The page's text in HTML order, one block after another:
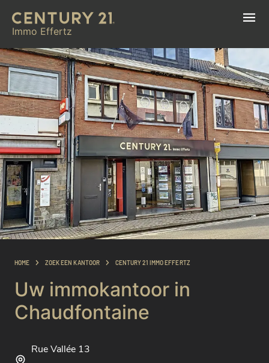
Immo Effertz
HOME ZOEK EEN KANTOOR CENTURY 21 IMMO EFFERTZ
Uw immokantoor in
Chaudfontaine
Rue Vallée 13